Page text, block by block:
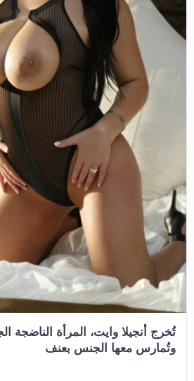
تُخرج أنجيلا وايت، المرأة الناضجة
وتُمارس معها الجنس بعنف